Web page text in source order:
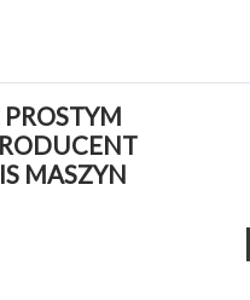
MASZYN